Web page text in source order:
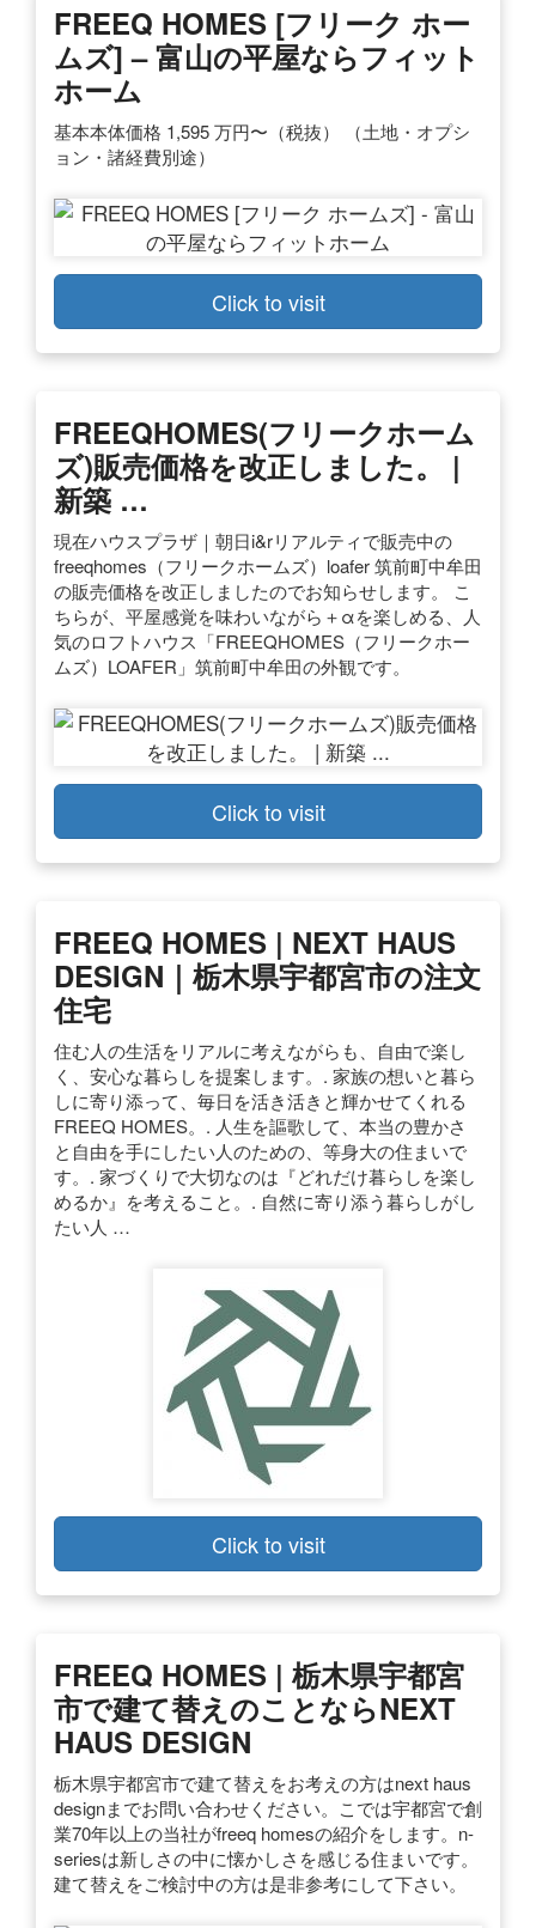
FREEQ HOMES [フリーク ホー
ムズ] – 富山の平屋ならフィット
ホーム
基本本体価格 1,595 万円〜（税抜） （土地・オプシ
ョン・諸経費別途）
Click to visit
FREEQHOMES(フリークホーム
ズ)販売価格を改正しました。 |
新築 …
現在ハウスプラザ｜朝日i&rリアルティで販売中の
freeqhomes（フリークホームズ）loafer 筑前町中牟田
の販売価格を改正しましたのでお知らせします。 こ
ちらが、平屋感覚を味わいながら＋αを楽しめる、人
気のロフトハウス「FREEQHOMES（フリークホー
ムズ）LOAFER」筑前町中牟田の外観です。
Click to visit
FREEQ HOMES | NEXT HAUS
DESIGN｜栃木県宇都宮市の注文
住宅
住む人の生活をリアルに考えながらも、自由で楽し
く、安心な暮らしを提案します。. 家族の想いと暮ら
しに寄り添って、毎日を活き活きと輝かせてくれる
FREEQ HOMES。. 人生を謳歌して、本当の豊かさ
と自由を手にしたい人のための、等身大の住まいで
す。. 家づくりで大切なのは『どれだけ暮らしを楽し
めるか』を考えること。. 自然に寄り添う暮らしがし
たい人 …
Click to visit
FREEQ HOMES | 栃木県宇都宮
市で建て替えのことならNEXT
HAUS DESIGN
栃木県宇都宮市で建て替えをお考えの方はnext haus
designまでお問い合わせください。こでは宇都宮で創
業70年以上の当社がfreeq homesの紹介をします。n-
seriesは新しさの中に懐かしさを感じる住まいです。
建て替えをご検討中の方は是非参考にして下さい。